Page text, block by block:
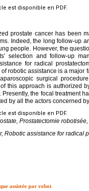
est disponible en PDF.
prostate cancer has been
Indeed, the long follow-up
people. However, the
selection and follow-up
for radical
robotic assistance is a major
surgical
this approach is authorized
Presently, the focal treatment
by all the actors concerned
est disponible en PDF.
Prostatectomie
Robotic assistance for radical
assistée par robot